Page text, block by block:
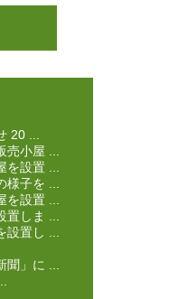
20 ...
小屋 ...
設置 ...
子を ...
設置 ...
しま ...
置し ...
聞」に ...